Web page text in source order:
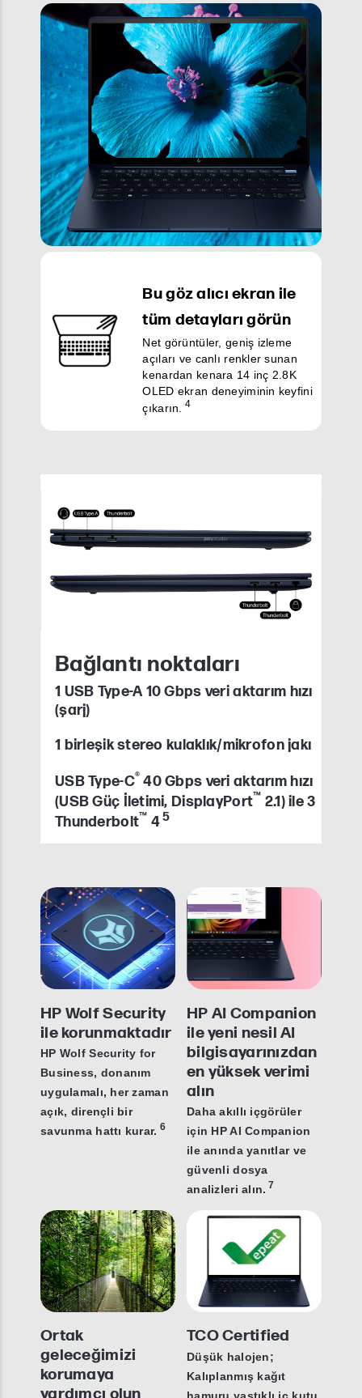
Bu göz alıcı ekran ile
tüm detayları görün
Net görüntüler, geniş izleme
açıları ve canlı renkler sunan
kenardan kenara 14 inç 2.8K
OLED ekran deneyiminin keyfini
çıkarın.
4
Bağlantı noktaları
1 USB Type-A 10 Gbps veri aktarım hızı
(şarj)
1 birleşik stereo kulaklık/mikrofon jakı
USB Type-C® 40 Gbps veri aktarım hızı
(USB Güç İletimi, DisplayPort™ 2.1) ile 3
Thunderbolt™ 45
HP Wolf Security
ile korunmaktadır
HP Wolf Security for
Business, donanım
uygulamalı, her zaman
açık, dirençli bir
savunma hattı kurar. 6
HP AI Companion
ile yeni nesil AI
bilgisayarınızdan
en yüksek verimi
alın
Daha akıllı içgörüler
için HP AI Companion
ile anında yanıtlar ve
güvenli dosya
analizleri alın. 7
Ortak
geleceğimizi
korumaya
TCO Certified
Düşük halojen;
Kalıplanmış kağıt